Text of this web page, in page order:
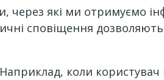
які ми отримуємо
сповіщення
коли